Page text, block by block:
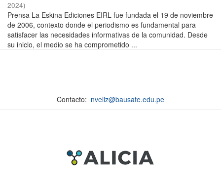
2024)
Prensa La Eskina Ediciones EIRL fue fundada el 19 de noviembre
de 2006, contexto donde el periodismo es fundamental para
satisfacer las necesidades informativas de la comunidad. Desde
su inicio, el medio se ha comprometido ...
Contacto: nveliz@bausate.edu.pe